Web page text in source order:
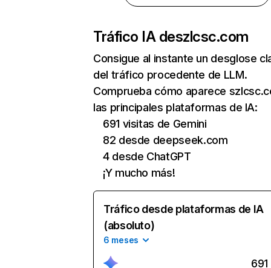
Tráfico IA deszlcsc.com
Consigue al instante un desglose
del tráfico procedente de LLM.
Comprueba cómo aparece
las principales plataformas de IA:
691 visitas de Gemini
82 desde deepseek.com
4 desde ChatGPT
¡Y mucho más!
Tráfico desde plataformas de IA
(absoluto)
6 meses
691